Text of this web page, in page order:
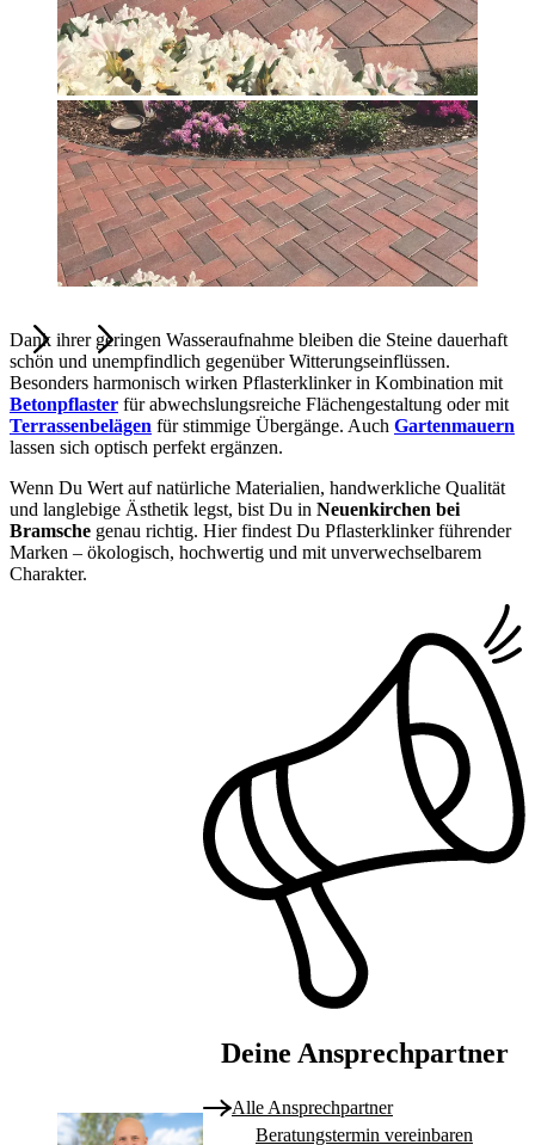
Dank ihrer geringen Wasseraufnahme bleiben die Steine dauerhaft
schön und unempfindlich gegenüber Witterungseinflüssen.
Besonders harmonisch wirken Pflasterklinker in Kombination mit
Betonpflaster für abwechslungsreiche Flächengestaltung oder mit
Terrassenbelägen für stimmige Übergänge. Auch Gartenmauern
lassen sich optisch perfekt ergänzen.
Wenn Du Wert auf natürliche Materialien, handwerkliche Qualität
und langlebige Ästhetik legst, bist Du in Neuenkirchen bei
Bramsche genau richtig. Hier findest Du Pflasterklinker führender
Marken – ökologisch, hochwertig und mit unverwechselbarem
Charakter.
Deine Ansprechpartner
Alle Ansprechpartner
Beratungstermin vereinbaren